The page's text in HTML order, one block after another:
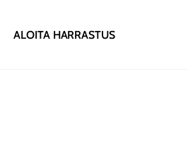
ALOITA HARRASTUS